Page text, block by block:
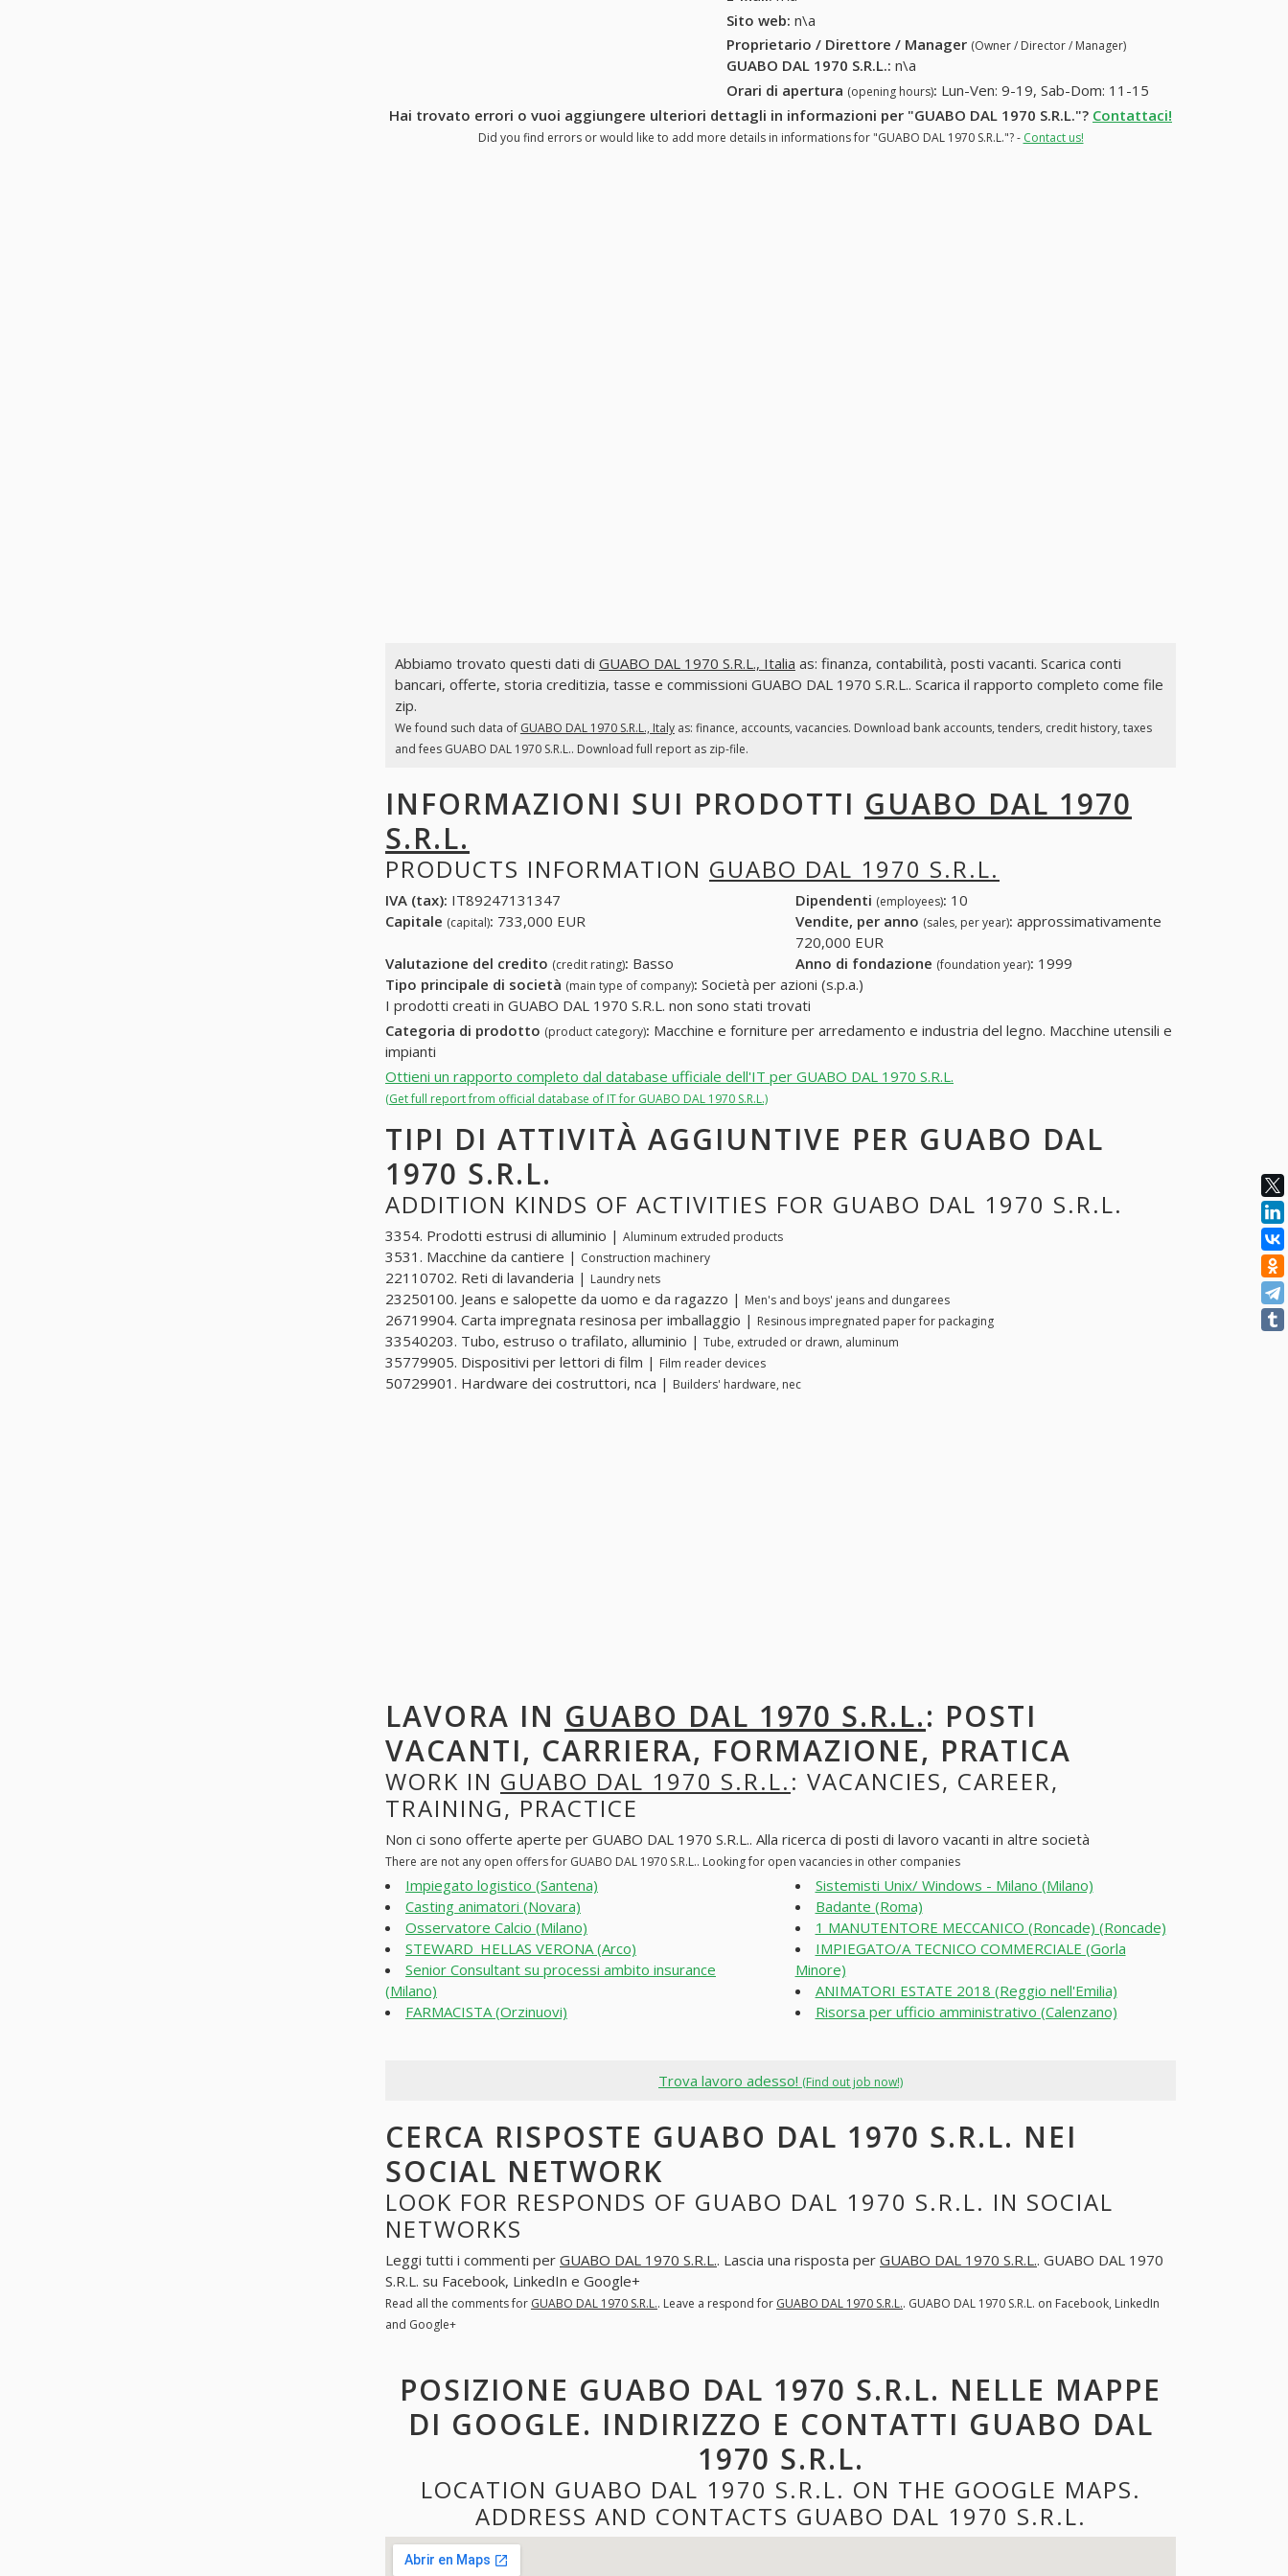
Sito web: n\a
Proprietario / Direttore / Manager (Owner / Director / Manager)
GUABO DAL 1970 S.R.L.: n\a
Orari di apertura (opening hours): Lun-Ven: 9-19, Sab-Dom: 11-15
Hai trovato errori o vuoi aggiungere ulteriori dettagli in informazioni per "GUABO DAL 1970 S.R.L."? Contattaci!
Did you find errors or would like to add more details in informations for "GUABO DAL 1970 S.R.L."? - Contact us!
Abbiamo trovato questi dati di GUABO DAL 1970 S.R.L., Italia as: finanza, contabilità, posti vacanti. Scarica conti
bancari, offerte, storia creditizia, tasse e commissioni GUABO DAL 1970 S.R.L.. Scarica il rapporto completo come file
zip.
We found such data of GUABO DAL 1970 S.R.L., Italyas: finance, accounts, vacancies. Download bank accounts, tenders, credit history, taxes
and fees GUABO DAL 1970 S.R.L.. Download full report as zip-file.
INFORMAZIONI SUI PRODOTTI GUABO DAL 1970
S.R.L.
PRODUCTS INFORMATION GUABO DAL 1970 S.R.L.
IVA (tax): IT89247131347 Dipendenti (employees): 10
Capitale (capital): 733,000 EUR Vendite, per anno (sales, per year): approssimativamente
720,000 EUR
Valutazione del credito (credit rating): Basso Anno di fondazione (foundation year): 1999
Tipo principale di società (main type of company): Società per azioni (s.p.a.)
I prodotti creati in GUABO DAL 1970 S.R.L. non sono stati trovati
Categoria di prodotto (product category): Macchine e forniture per arredamento e industria del legno. Macchine utensili e
impianti
Ottieni un rapporto completo dal database ufficiale dell'IT per GUABO DAL 1970 S.R.L.
(Get full report from official database of IT for GUABO DAL 1970 S.R.L.)
TIPI DI ATTIVITÀ AGGIUNTIVE PER GUABO DAL
1970 S.R.L.
ADDITION KINDS OF ACTIVITIES FOR GUABO DAL 1970 S.R.L.
3354. Prodotti estrusi di alluminio | Aluminum extruded products
3531. Macchine da cantiere | Construction machinery
22110702. Reti di lavanderia | Laundry nets
23250100. Jeans e salopette da uomo e da ragazzo | Men's and boys' jeans and dungarees
26719904. Carta impregnata resinosa per imballaggio | Resinous impregnated paper for packaging
33540203. Tubo, estruso o trafilato, alluminio | Tube, extruded or drawn, aluminum
35779905. Dispositivi per lettori di film | Film reader devices
50729901. Hardware dei costruttori, nca | Builders' hardware, nec
LAVORA IN GUABO DAL 1970 S.R.L.: POSTI
VACANTI, CARRIERA, FORMAZIONE, PRATICA
WORK IN GUABO DAL 1970 S.R.L.: VACANCIES, CAREER,
TRAINING, PRACTICE
Non ci sono offerte aperte per GUABO DAL 1970 S.R.L.. Alla ricerca di posti di lavoro vacanti in altre società
There are not any open offers for GUABO DAL 1970 S.R.L.. Looking for open vacancies in other companies
Impiegato logistico (Santena)
Casting animatori (Novara)
Osservatore Calcio (Milano)
STEWARD_HELLAS VERONA (Arco)
Senior Consultant su processi ambito insurance
(Milano)
FARMACISTA (Orzinuovi)
Sistemisti Unix/ Windows - Milano (Milano)
Badante (Roma)
1 MANUTENTORE MECCANICO (Roncade) (Roncade)
IMPIEGATO/A TECNICO COMMERCIALE (Gorla
Minore)
ANIMATORI ESTATE 2018 (Reggio nell'Emilia)
Risorsa per ufficio amministrativo (Calenzano)
Trova lavoro adesso! (Find out job now!)
CERCA RISPOSTE GUABO DAL 1970 S.R.L. NEI
SOCIAL NETWORK
LOOK FOR RESPONDS OF GUABO DAL 1970 S.R.L. IN SOCIAL
NETWORKS
Leggi tutti i commenti per GUABO DAL 1970 S.R.L.. Lascia una risposta per GUABO DAL 1970 S.R.L.. GUABO DAL 1970
S.R.L. su Facebook, LinkedIn e Google+
Read all the comments for GUABO DAL 1970 S.R.L.. Leave a respond for GUABO DAL 1970 S.R.L.. GUABO DAL 1970 S.R.L. on Facebook, LinkedIn
and Google+
POSIZIONE GUABO DAL 1970 S.R.L. NELLE MAPPE
DI GOOGLE. INDIRIZZO E CONTATTI GUABO DAL
1970 S.R.L.
LOCATION GUABO DAL 1970 S.R.L. ON THE GOOGLE MAPS.
ADDRESS AND CONTACTS GUABO DAL 1970 S.R.L.